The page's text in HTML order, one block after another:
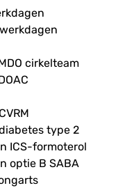
cirkelteam
type 2
ICS-formoterol
optie B SABA